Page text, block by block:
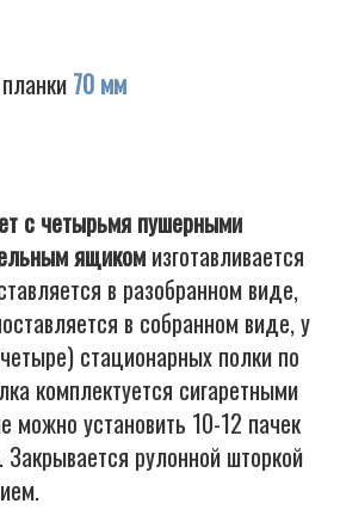
70 мм
с четырьмя пушерными
ящиком изготавливается
в разобранном виде,
в собранном виде, у
стационарных полки по
комплектуется сигаретными
можно установить 10-12 пачек
Закрывается рулонной шторкой